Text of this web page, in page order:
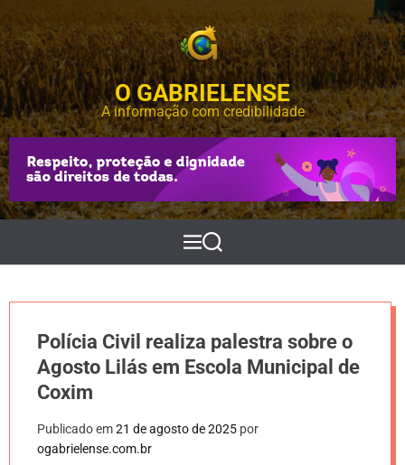
k
p
t
o
c
o
n
t
e
O GABRIELENSE
A informação com credibilidade
M
e
P
e
s
r
Polícia Civil realiza palestra sobre o
Agosto Lilás em Escola Municipal de
Coxim
Publicado em21 de agosto de 2025 por
ogabrielense.com.br